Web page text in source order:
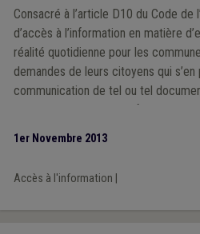
Consacré à l’article D10 du Code de
d’accès à l’information en matière
réalité quotidienne pour les
demandes de leurs citoyens qui
communication de tel ou tel
environnementale, nous nous
1er Novembre 2013
Accès à l'information